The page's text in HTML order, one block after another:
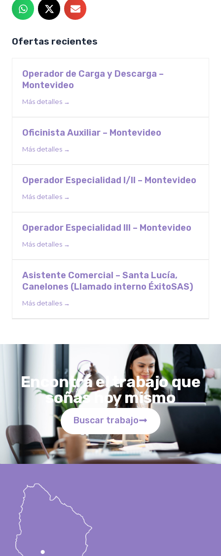
Ofertas recientes
Operador de Carga y Descarga –
Montevideo
Más detalles
Oficinista Auxiliar – Montevideo
Más detalles
Operador Especialidad I/II – Montevideo
Más detalles
Operador Especialidad III – Montevideo
Más detalles
Asistente Comercial – Santa Lucía,
Canelones (Llamado interno ÉxitoSAS)
Más detalles
Encontrá el trabajo que
soñas hoy mismo
Buscar trabajo